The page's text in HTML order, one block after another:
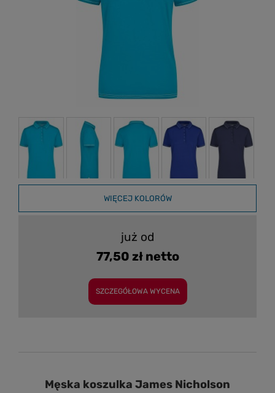
WIĘCEJ KOLORÓW
już od
77,50 zł netto
SZCZEGÓŁOWA WYCENA
Męska koszulka James Nicholson